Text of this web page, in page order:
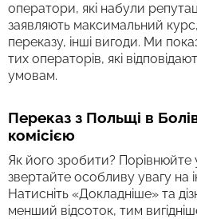
оператори, які набули
заявляють максимальний
переказу, інші вигоди. Ми
тих операторів, які
умовам.
Переказ з Польщі в
комісією
Як його зробити? Порівнюйте
звертайте особливу увагу на
Натисніть «Докладніше» та
менший відсоток, тим